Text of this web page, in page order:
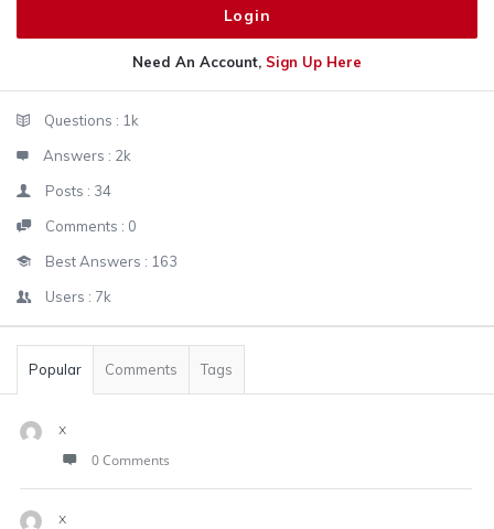
Need An Account, Sign Up Here
StatsQuestions : 1k
Answers : 2k
Posts : 34
Comments : 0
Best Answers : 163
Users : 7k
Popular Comments Tags
x
0 Comments
x